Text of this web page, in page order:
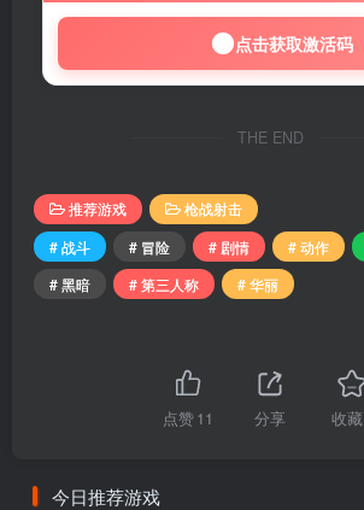
点击获取激活码
THE END
推荐游戏
枪战射击
# 战斗
# 冒险 # 剧情 # 动作
# 黑暗
# 第三人称 # 华丽
点赞11 分享 收藏
今日推荐游戏